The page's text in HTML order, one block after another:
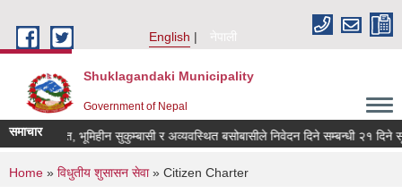
English
नेपाली
Shuklagandaki Municipality
Government of Nepal
समाचारदलित, भूमिहीन सुकुम्बासी र अव्यवस्थित बसोबासीले निवेदन दिने सम्बन्धी २१ दिने
You are here
Home » विधुतीय शुसासन सेवा» Citizen Charter